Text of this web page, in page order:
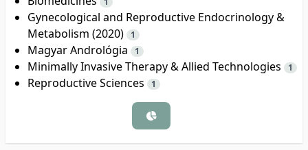
Gynecological and Reproductive Endocrinology &
Metabolism (2020)
1
Magyar Andrológia 1
Minimally Invasive Therapy & Allied Technologies 1
Reproductive Sciences 1